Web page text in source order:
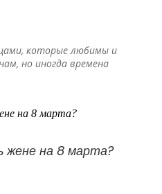
которые любимы и
но иногда времена
жене на 8 марта?